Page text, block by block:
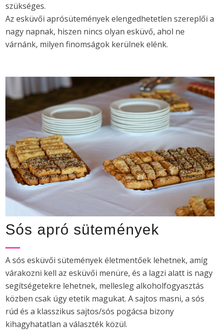
szükséges.
Az esküvői aprósütemények elengedhetetlen szereplői a
nagy napnak, hiszen nincs olyan esküvő, ahol ne
várnánk, milyen finomságok kerülnek elénk.
Sós apró sütemények
A sós esküvői sütemények életmentőek lehetnek, amíg
várakozni kell az esküvői menüre, és a lagzi alatt is nagy
segítségetekre lehetnek, mellesleg alkoholfogyasztás
közben csak úgy etetik magukat. A sajtos masni, a sós
rúd és a klasszikus sajtos/sós pogácsa bizony
kihagyhatatlan a választék közül.